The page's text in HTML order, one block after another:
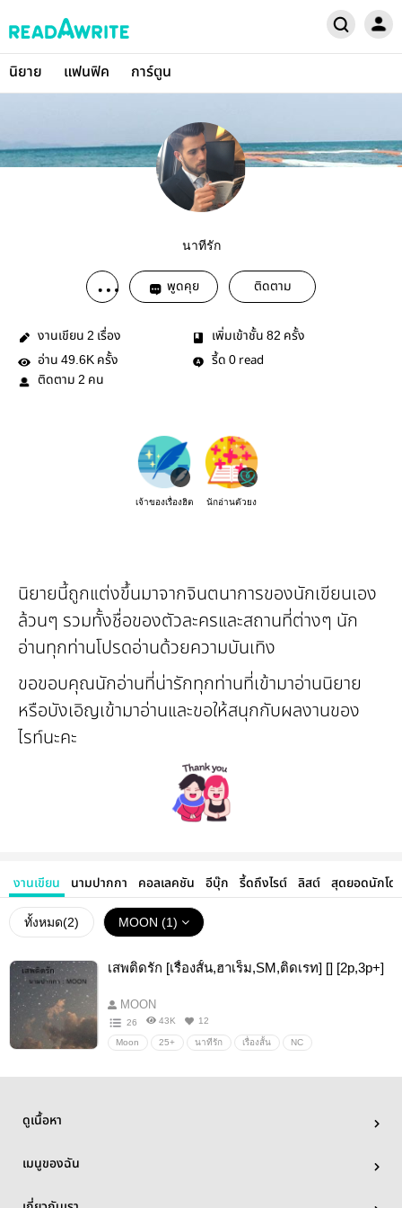
นิยาย แฟนฟิค การ์ตูน
นาทีรัก
พูดคุย ติดตาม
งานเขียน 2 เรื่อง เพิ่มเข้าชั้น 82 ครั้ง
อ่าน 49.6K ครั้ง รี้ด 0 read
ติดตาม 2 คน
เจ้าของเรื่องฮิต นักอ่านตัวยง
นิยายนี้ถูกแต่งขึ้นมาจากจินตนาการของนักเขียนเอง
ล้วนๆ รวมทั้งชื่อของตัวละครและสถานที่ต่างๆ นัก
อ่านทุกท่านโปรดอ่านด้วยความบันเทิง
ขอขอบคุณนักอ่านที่น่ารักทุกท่านที่เข้ามาอ่านนิยาย
หรือบังเอิญเข้ามาอ่านและขอให้สนุกกับผลงานของ
ไรท์นะคะ
งานเขียน นามปากกา คอลเลคชัน อีบุ๊ก รี้ดถึงไรต์ ลิสต์ สุดยอดนักโด
ทั้งหมด(2) MOON (1)
เสพติดรัก [เรื่องสั้น,ฮาเร็ม,SM,ติดเรท] [] [2p,3p+]
MOON
26 43K 12
Moon 25+ นาทีรัก เรื่องสั้น NC
ดูเนื้อหา
เมนูของฉัน